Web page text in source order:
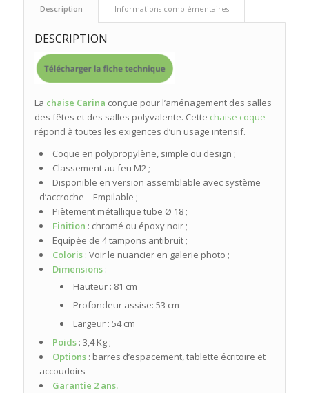
Description Informations complémentaires
DESCRIPTION
La chaise Carina conçue pour l’aménagement des salles
des fêtes et des salles polyvalente. Cette chaise coque
répond à toutes les exigences d’un usage intensif.
Coque en polypropylène, simple ou design ;
Classement au feu M2 ;
Disponible en version assemblable avec système
d’accroche – Empilable ;
Piètement métallique tube Ø 18 ;
Finition : chromé ou époxy noir ;
Equipée de 4 tampons antibruit ;
Coloris: Voir le nuancier en galerie photo ;
Dimensions:
Hauteur : 81 cm
Profondeur assise: 53 cm
Largeur : 54 cm
Poids: 3,4 Kg ;
Options: barres d’espacement, tablette écritoire et
accoudoirs
Garantie 2 ans.